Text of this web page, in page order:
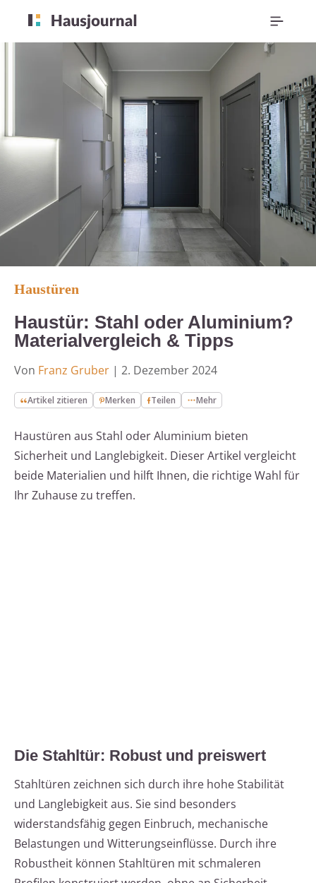
Haustüren
Haustür: Stahl oder Aluminium?
Materialvergleich & Tipps
Von Franz Gruber | 2. Dezember 2024
Artikel zitieren Merken Teilen Mehr
Haustüren aus Stahl oder Aluminium bieten
Sicherheit und Langlebigkeit. Dieser Artikel vergleicht
beide Materialien und hilft Ihnen, die richtige Wahl für
Ihr Zuhause zu treffen.
Die Stahltür: Robust und preiswert
Stahltüren zeichnen sich durch ihre hohe Stabilität
und Langlebigkeit aus. Sie sind besonders
widerstandsfähig gegen Einbruch, mechanische
Belastungen und Witterungseinflüsse. Durch ihre
Robustheit können Stahltüren mit schmaleren